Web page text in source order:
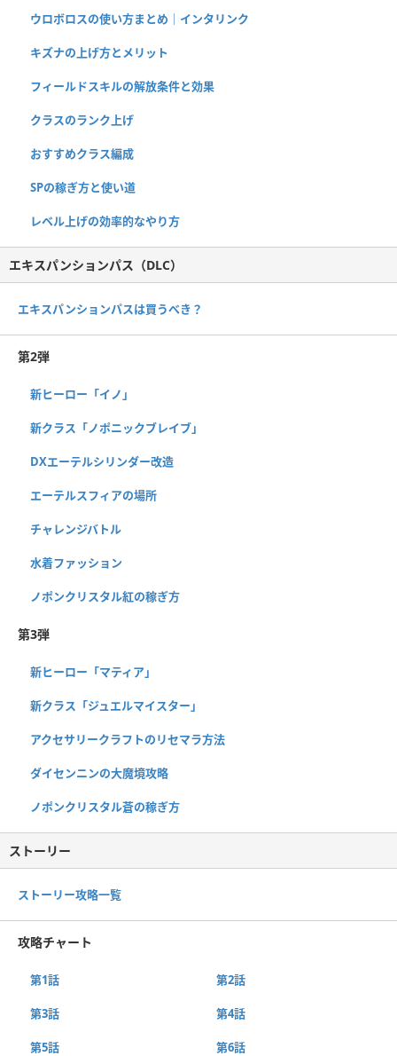
ウロボロスの使い方まとめ｜インタリンク
キズナの上げ方とメリット
フィールドスキルの解放条件と効果
クラスのランク上げ
おすすめクラス編成
SPの稼ぎ方と使い道
レベル上げの効率的なやり方
エキスパンションパス（DLC）
エキスパンションパスは買うべき？
第2弾
新ヒーロー「イノ」
新クラス「ノポニックブレイブ」
DXエーテルシリンダー改造
エーテルスフィアの場所
チャレンジバトル
水着ファッション
ノポンクリスタル紅の稼ぎ方
第3弾
新ヒーロー「マティア」
新クラス「ジュエルマイスター」
アクセサリークラフトのリセマラ方法
ダイセンニンの大魔境攻略
ノポンクリスタル蒼の稼ぎ方
ストーリー
ストーリー攻略一覧
攻略チャート
第1話 第2話
第3話 第4話
第5話 第6話